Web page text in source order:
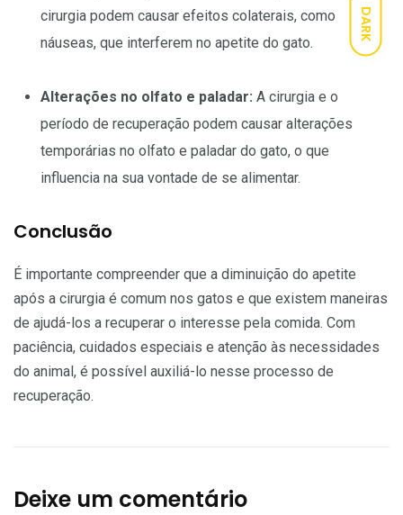
DARK
cirurgia podem causar efeitos colaterais, como
náuseas, que interferem no apetite do gato.
Alterações no olfato e paladar: A cirurgia e o
período de recuperação podem causar alterações
temporárias no olfato e paladar do gato, o que
influencia na sua vontade de se alimentar.
Conclusão
É importante compreender que a diminuição do apetite
após a cirurgia é comum nos gatos e que existem maneiras
de ajudá-los a recuperar o interesse pela comida. Com
paciência, cuidados especiais e atenção às necessidades
do animal, é possível auxiliá-lo nesse processo de
recuperação.
Deixe um comentário